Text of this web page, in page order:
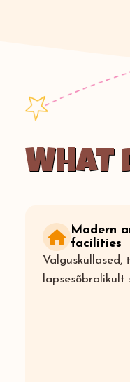
WHAT
Modern
facilities
Valgusküllased,
lapsesõbralikult